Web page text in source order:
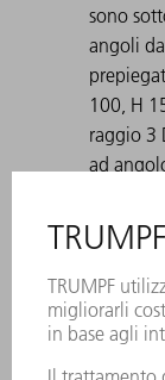
sono
angoli
100, H
raggio 3
ad